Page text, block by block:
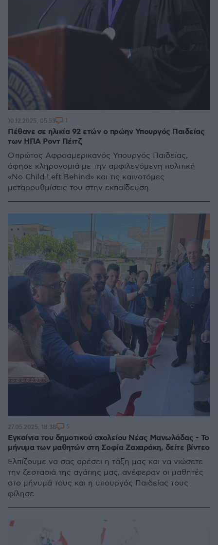
Πέθανε σε ηλικία 92 ετών ο πρώην Υπουργός Παιδείας
των ΗΠΑ Ροντ Πέιτζ
Ο πρώτος Αφροαμερικανός Υπουργός Παιδείας,
άφησε κληρονομιά με την αμφιλεγόμενη πολιτική
«No Child Left Behind» και τις καινοτόμες
μεταρρυθμίσεις του στην εκπαίδευση.
10.12.2025, 05:53 1
Εγκαίνια του δημοτικού σχολείου Νέας Μανωλάδας - Το
μήνυμα των μαθητών στη Σοφία Ζαχαράκη, δείτε βίντεο
Ελπίζουμε να σας αρέσει η τάξη μας και να νιώσετε
την ζεστασιά της αγάπης μας, ανέφεραν οι μαθητές
στο μήνυμά τους και η υπουργός Παιδείας τους
φίλησε
27.05.2025, 18:38 5